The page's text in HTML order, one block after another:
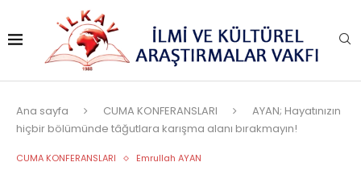
Ana sayfa CUMA KONFERANSLARI
AYAN; Hayatınızın
hiçbir bölümünde tâğutlara karışma alanı bırakmayın!
CUMA KONFERANSLARI Emrullah AYAN